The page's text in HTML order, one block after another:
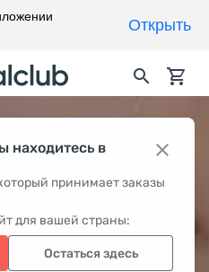
находитесь в
принимает заказы
для вашей страны:
Остаться здесь
Открыть